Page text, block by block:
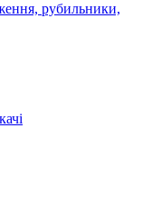
рубильники,